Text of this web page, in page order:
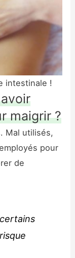
intestinale !
maigrir ?
Mal utilisés,
pour
de